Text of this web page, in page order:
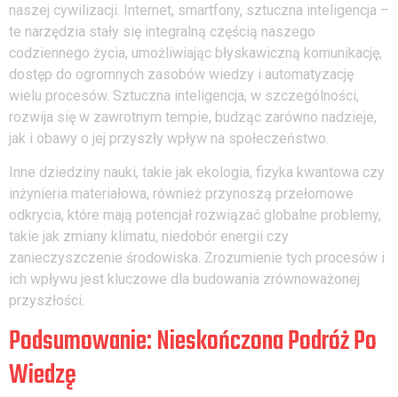
naszej cywilizacji. Internet, smartfony, sztuczna inteligencja –
te narzędzia stały się integralną częścią naszego
codziennego życia, umożliwiając błyskawiczną komunikację,
dostęp do ogromnych zasobów wiedzy i automatyzację
wielu procesów. Sztuczna inteligencja, w szczególności,
rozwija się w zawrotnym tempie, budząc zarówno nadzieje,
jak i obawy o jej przyszły wpływ na społeczeństwo.
Inne dziedziny nauki, takie jak ekologia, fizyka kwantowa czy
inżynieria materiałowa, również przynoszą przełomowe
odkrycia, które mają potencjał rozwiązać globalne problemy,
takie jak zmiany klimatu, niedobór energii czy
zanieczyszczenie środowiska. Zrozumienie tych procesów i
ich wpływu jest kluczowe dla budowania zrównoważonej
przyszłości.
Podsumowanie: Nieskończona Podróż Po
Wiedzę